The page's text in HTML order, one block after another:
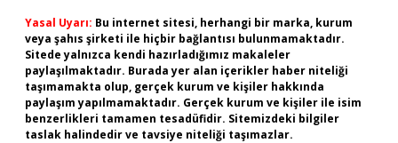
Yasal Uyarı: Bu internet sitesi, herhangi bir marka, kurum
veya şahıs şirketi ile hiçbir bağlantısı bulunmamaktadır.
Sitede yalnızca kendi hazırladığımız makaleler
paylaşılmaktadır. Burada yer alan içerikler haber niteliği
taşımamakta olup, gerçek kurum ve kişiler hakkında
paylaşım yapılmamaktadır. Gerçek kurum ve kişiler ile isim
benzerlikleri tamamen tesadüfidir. Sitemizdeki bilgiler
taslak halindedir ve tavsiye niteliği taşımazlar.